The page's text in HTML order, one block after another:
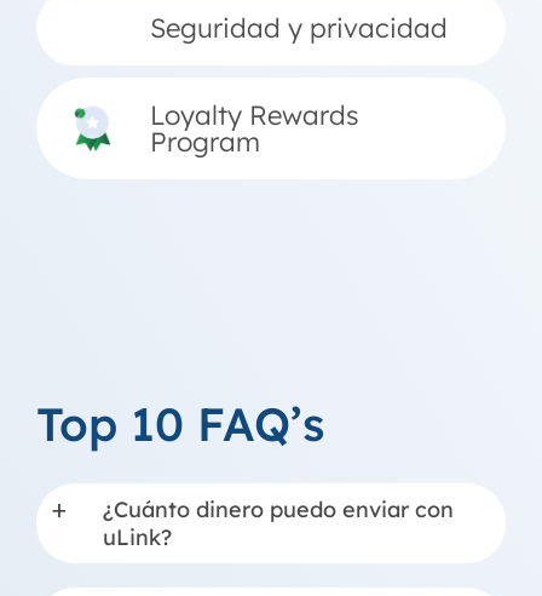
Seguridad y privacidad
Loyalty Rewards
Program
Top 10 FAQ’s
a
¿Cuánto dinero puedo enviar con
uLink?